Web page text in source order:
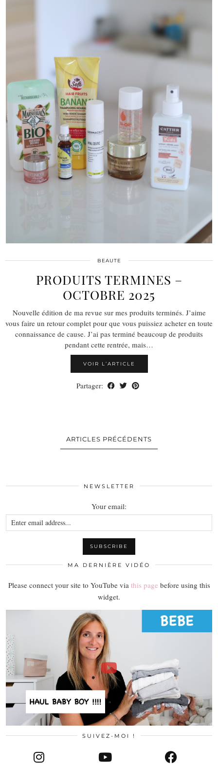
BEAUTE
PRODUITS TERMINES –
OCTOBRE 2025
Nouvelle édition de ma revue sur mes produits terminés. J’aime
vous faire un retour complet pour que vous puissiez acheter en toute
connaissance de cause. J’ai pas terminé beaucoup de produits
pendant cette rentrée, mais…
VOIR L’ARTICLE
Partager:
ARTICLES PRÉCÉDENTS
NEWSLETTER
Your email:
MA DERNIÈRE VIDÉO
Please connect your site to YouTube via this page before using this
widget.
SUIVEZ-MOI !